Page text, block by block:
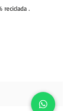
reciclada .